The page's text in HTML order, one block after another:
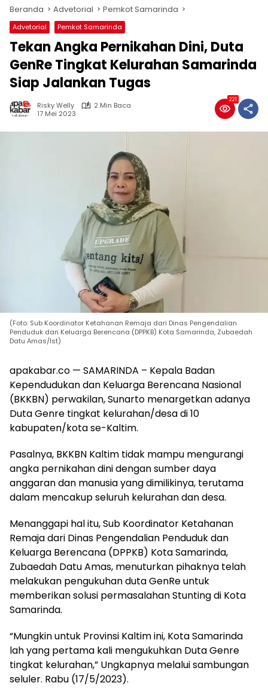
Beranda Advetorial Pemkot Samarinda
Advetorial Pemkot Samarinda
Tekan Angka Pernikahan Dini, Duta
GenRe Tingkat Kelurahan Samarinda
Siap Jalankan Tugas
Risky Welly
2 Min Baca
17 Mei 2023
221
(Foto: Sub Koordinator Ketahanan Remaja dari Dinas Pengendalian
Penduduk dan Keluarga Berencana (DPPKB) Kota Samarinda, Zubaedah
Datu Amas/Ist)
apakabar.co — SAMARINDA – Kepala Badan
Kependudukan dan Keluarga Berencana Nasional
(BKKBN) perwakilan, Sunarto menargetkan adanya
Duta Genre tingkat kelurahan/desa di 10
kabupaten/kota se-Kaltim.
Pasalnya, BKKBN Kaltim tidak mampu mengurangi
angka pernikahan dini dengan sumber daya
anggaran dan manusia yang dimilikinya, terutama
dalam mencakup seluruh kelurahan dan desa.
Menanggapi hal itu, Sub Koordinator Ketahanan
Remaja dari Dinas Pengendalian Penduduk dan
Keluarga Berencana (DPPKB) Kota Samarinda,
Zubaedah Datu Amas, menuturkan pihaknya telah
melakukan pengukuhan duta GenRe untuk
memberikan solusi permasalahan Stunting di Kota
Samarinda.
“Mungkin untuk Provinsi Kaltim ini, Kota Samarinda
lah yang pertama kali mengukuhkan Duta Genre
tingkat kelurahan,” Ungkapnya melalui sambungan
seluler. Rabu (17/5/2023).